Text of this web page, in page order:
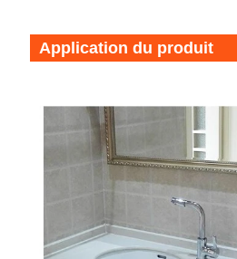
Application du produit